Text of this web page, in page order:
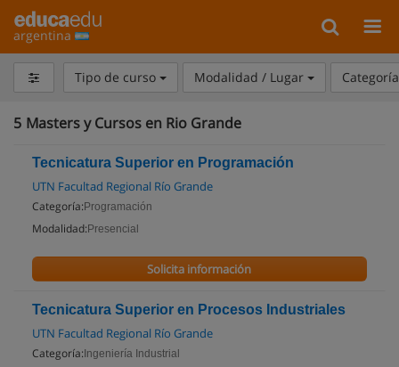
argentina
Tipo de curso Modalidad / Lugar
5 Masters y Cursos en Rio Grande
Tecnicatura Superior en Programación
UTN Facultad Regional Río Grande
Categoría: Programación
Modalidad: Presencial
Solicita información
Tecnicatura Superior en Procesos Industriales
UTN Facultad Regional Río Grande
Categoría: Ingeniería Industrial